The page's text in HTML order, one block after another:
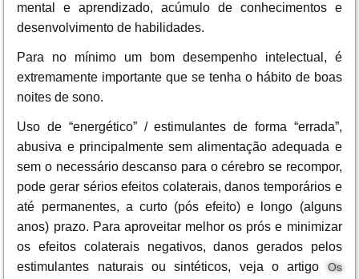
mental e aprendizado, acúmulo de conhecimentos e
desenvolvimento de habilidades.
Para no mínimo um bom desempenho intelectual, é
extremamente importante que se tenha o hábito de boas
noites de sono.
Uso de “energético” / estimulantes de forma “errada”,
abusiva e principalmente sem alimentação adequada e
sem o necessário descanso para o cérebro se recompor,
pode gerar sérios efeitos colaterais, danos temporários e
até permanentes, a curto (pós efeito) e longo (alguns
anos) prazo. Para aproveitar melhor os prós e minimizar
os efeitos colaterais negativos, danos gerados pelos
estimulantes naturais ou sintéticos, veja o artigo Os